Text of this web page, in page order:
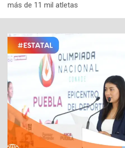
más de 11 mil atletas